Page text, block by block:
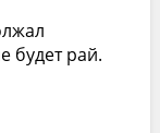
будет рай.